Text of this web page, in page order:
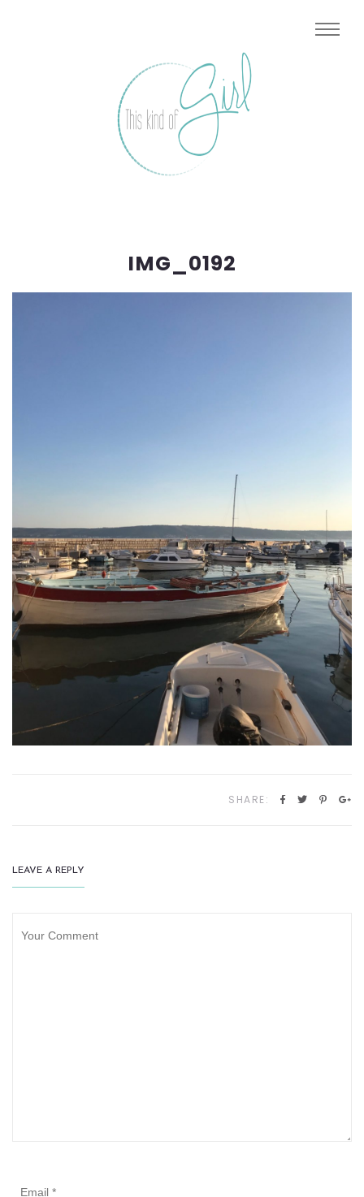
IMG_0192
SHARE:
LEAVE A REPLY